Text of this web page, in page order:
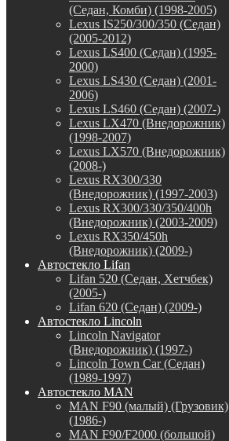
(Седан, Комби) (1998-2005)
Lexus IS250/300/350 (Седан)
(2005-2012)
Lexus LS400 (Седан) (1995-
2000)
Lexus LS430 (Седан) (2001-
2006)
Lexus LS460 (Седан) (2007-)
Lexus LX470 (Внедорожник)
(1998-2007)
Lexus LX570 (Внедорожник)
(2008-)
Lexus RX300/330
(Внедорожник) (1997-2003)
Lexus RX300/330/350/400h
(Внедорожник) (2003-2009)
Lexus RX350/450h
(Внедорожник) (2009-)
Автостекло Lifan
Lifan 520 (Седан, Хетчбек)
(2005-)
Lifan 620 (Седан) (2009-)
Автостекло Lincoln
Lincoln Navigator
(Внедорожник) (1997-)
Lincoln Town Car (Седан)
(1989-1997)
Автостекло MAN
MAN F90 (малый) (Грузовик)
(1986-)
MAN F90/F2000 (большой)